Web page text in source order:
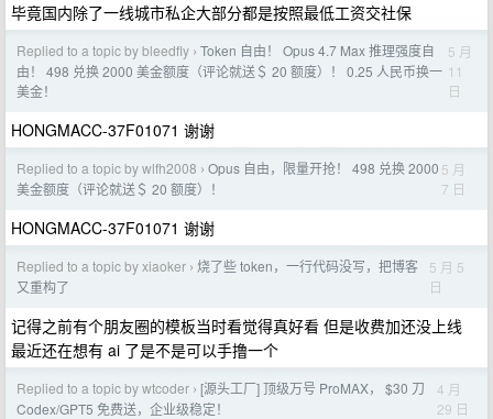
毕竟国内除了一线城市私企大部分都是按照最低工资交社保
Replied to a topic by bleedfly › Token 自由！ Opus 4.7 Max 推理强度自
由！ 498 兑换 2000 美金额度（评论就送＄ 20 额度）！ 0.25 人民币换一
美金！
5 月
11
日
HONGMACC-37F01071 谢谢
Replied to a topic by wlfh2008 › Opus 自由，限量开抢！ 498 兑换 2000
美金额度（评论就送＄ 20 额度）！
5 月
7 日
HONGMACC-37F01071 谢谢
Replied to a topic by xiaoker › 烧了些 token，一行代码没写，把博客
又重构了
5 月 5
日
记得之前有个朋友圈的模板当时看觉得真好看 但是收费加还没上线
最近还在想有 ai 了是不是可以手撸一个
Replied to a topic by wtcoder › [源头工厂] 顶级万号 ProMAX， $30 刀
Codex/GPT5 免费送，企业级稳定！
4 月
29 日